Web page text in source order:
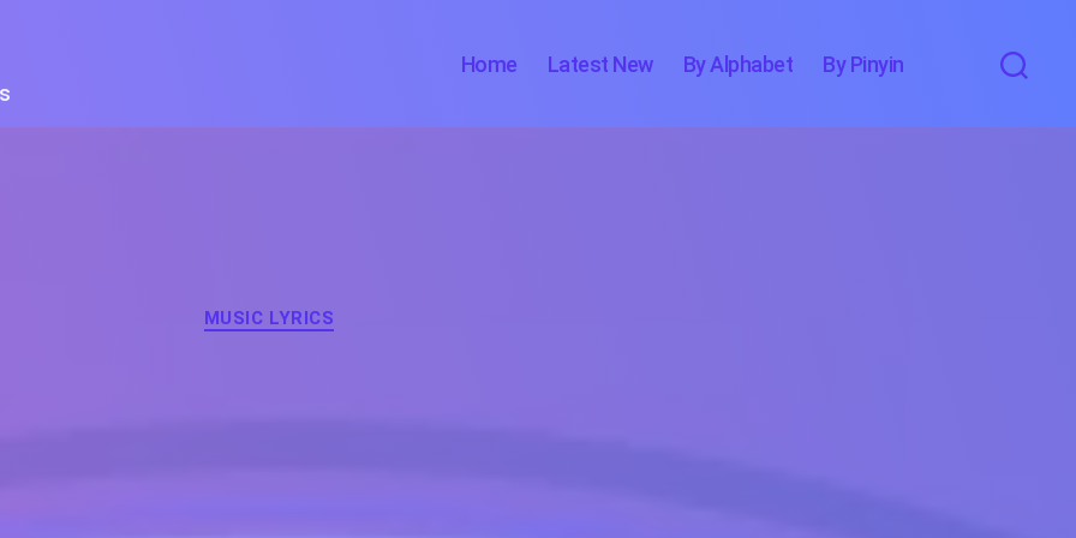
Home Latest New By Alphabet By Pinyin
Categories
MUSIC LYRICS